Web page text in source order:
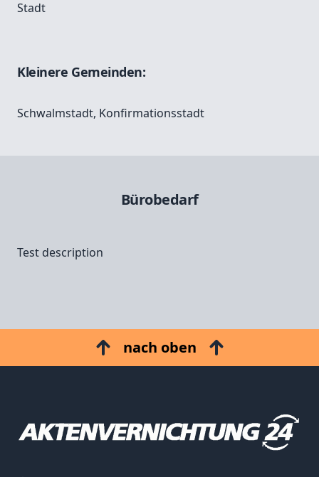
Stadt
Kleinere Gemeinden:
Schwalmstadt, Konfirmationsstadt
Bürobedarf
Test description
nach oben